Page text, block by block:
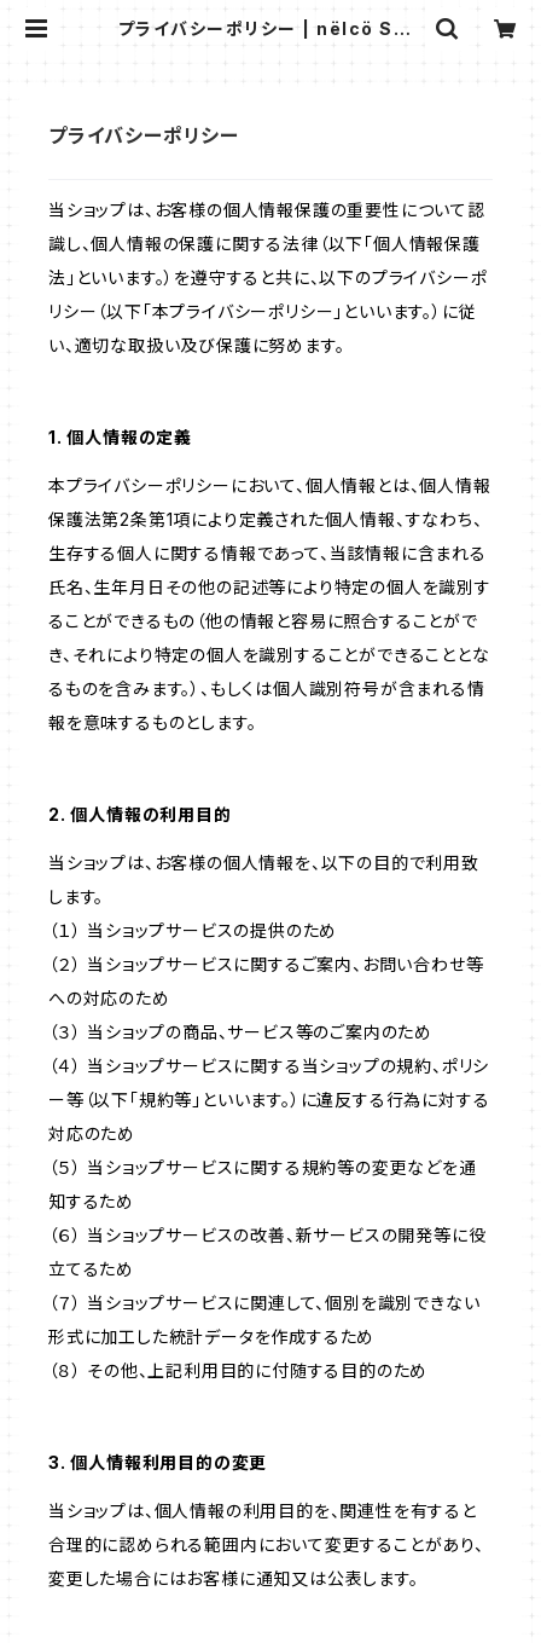
プライバシーポリシー | nëlcö SHO
プライバシーポリシー
当ショップは、お客様の個人情報保護の重要性について認
識し、個人情報の保護に関する法律（以下「個人情報保護
法」といいます。）を遵守すると共に、以下のプライバシーポ
リシー（以下「本プライバシーポリシー」といいます。）に従
い、適切な取扱い及び保護に努めます。
1. 個人情報の定義
本プライバシーポリシーにおいて、個人情報とは、個人情報
保護法第2条第1項により定義された個人情報、すなわち、
生存する個人に関する情報であって、当該情報に含まれる
氏名、生年月日その他の記述等により特定の個人を識別す
ることができるもの（他の情報と容易に照合することがで
き、それにより特定の個人を識別することができることとな
るものを含みます。）、もしくは個人識別符号が含まれる情
報を意味するものとします。
2. 個人情報の利用目的
当ショップは、お客様の個人情報を、以下の目的で利用致
します。
（１） 当ショップサービスの提供のため
（２） 当ショップサービスに関するご案内、お問い合わせ等
への対応のため
（３） 当ショップの商品、サービス等のご案内のため
（４） 当ショップサービスに関する当ショップの規約、ポリシ
ー等（以下「規約等」といいます。）に違反する行為に対する
対応のため
（５） 当ショップサービスに関する規約等の変更などを通
知するため
（６） 当ショップサービスの改善、新サービスの開発等に役
立てるため
（７） 当ショップサービスに関連して、個別を識別できない
形式に加工した統計データを作成するため
（８） その他、上記利用目的に付随する目的のため
3. 個人情報利用目的の変更
当ショップは、個人情報の利用目的を、関連性を有すると
合理的に認められる範囲内において変更することがあり、
変更した場合にはお客様に通知又は公表します。